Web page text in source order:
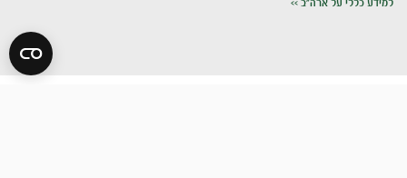
למידע כללי על ארה"ב >>